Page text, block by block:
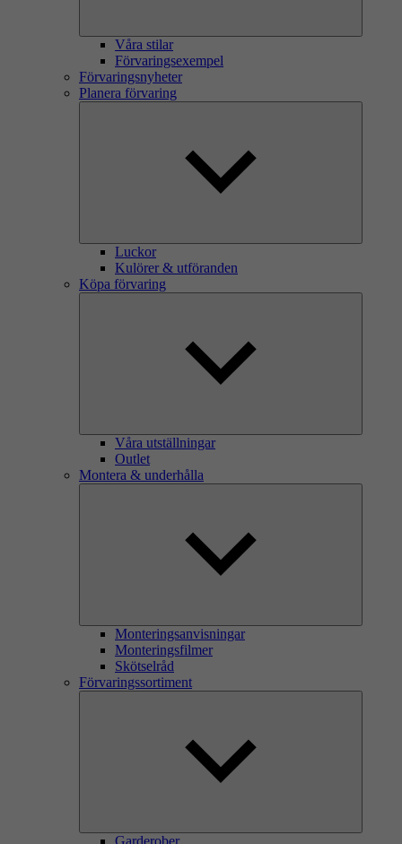
Våra stilar
Förvaringsexempel
Förvaringsnyheter
Planera förvaring
Luckor
Kulörer & utföranden
Köpa förvaring
Våra utställningar
Outlet
Montera & underhålla
Monteringsanvisningar
Monteringsfilmer
Skötselråd
Förvaringssortiment
Garderober